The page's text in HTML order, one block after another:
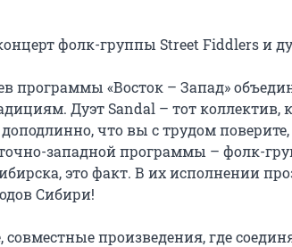
фолк-группы Street Fiddlers и
программы «Восток – Запад»
Дуэт Sandal – тот коллектив,
доподлинно, что вы с трудом
западной программы – фолк-
это факт. В их исполнении
Сибири!
совместные произведения, где